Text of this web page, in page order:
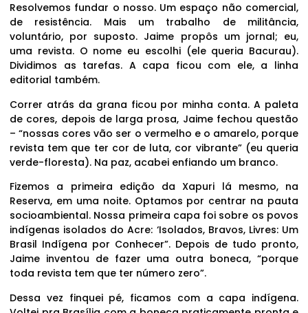
Resolvemos fundar o nosso. Um espaço não comercial,
de resistência. Mais um trabalho de militância,
voluntário, por suposto. Jaime propôs um jornal; eu,
uma revista. O nome eu escolhi (ele queria Bacurau).
Dividimos as tarefas. A capa ficou com ele, a linha
editorial também.
Correr atrás da grana ficou por minha conta. A paleta
de cores, depois de larga prosa, Jaime fechou questão
– “nossas cores vão ser o vermelho e o amarelo, porque
revista tem que ter cor de luta, cor vibrante” (eu queria
verde-floresta). Na paz, acabei enfiando um branco.
Fizemos a primeira edição da Xapuri lá mesmo, na
Reserva, em uma noite. Optamos por centrar na pauta
socioambiental. Nossa primeira capa foi sobre os povos
indígenas isolados do Acre: ‘Isolados, Bravos, Livres: Um
Brasil Indígena por Conhecer”. Depois de tudo pronto,
Jaime inventou de fazer uma outra boneca, “porque
toda revista tem que ter número zero”.
Dessa vez finquei pé, ficamos com a capa indígena.